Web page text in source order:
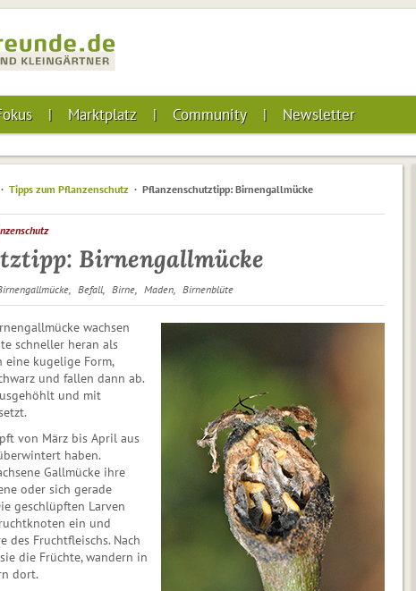
Marktplatz Community Newsletter
Tipps zum Pflanzenschutz Pflanzenschutztipp: Birnengallmücke
Birnengallmücke
Befall Birne Maden Birnenblüte
wachsen
schneller heran als
eine kugelige Form,
und fallen dann ab.
und mit
von März bis April aus
haben.
Gallmücke ihre
oder sich gerade
geschlüpften Larven
ein und
des Fruchtfleischs. Nach
die Früchte, wandern in
dort.